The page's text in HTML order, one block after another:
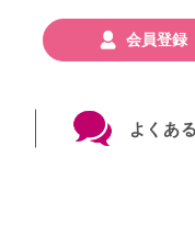
よくあ
会員登録